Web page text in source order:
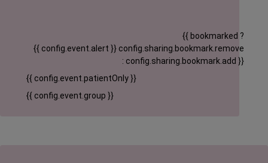
{{ config.event.alert }}
{{ bookmarked ?
config.sharing.bookmark.remove
: config.sharing.bookmark.add }}
{{ config.event.patientOnly }}
{{ config.event.group }}